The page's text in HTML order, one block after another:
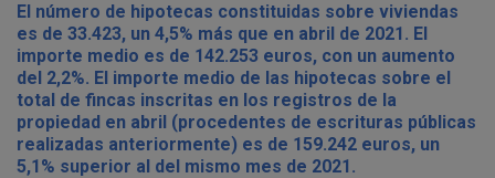
El número de hipotecas constituidas sobre viviendas
es de 33.423, un 4,5% más que en abril de 2021. El
importe medio es de 142.253 euros, con un aumento
del 2,2%. El importe medio de las hipotecas sobre el
total de fincas inscritas en los registros de la
propiedad en abril (procedentes de escrituras públicas
realizadas anteriormente) es de 159.242 euros, un
5,1% superior al del mismo mes de 2021.